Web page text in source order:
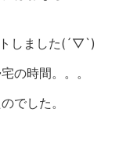
しました(´▽`)
の時間。。。
でした。